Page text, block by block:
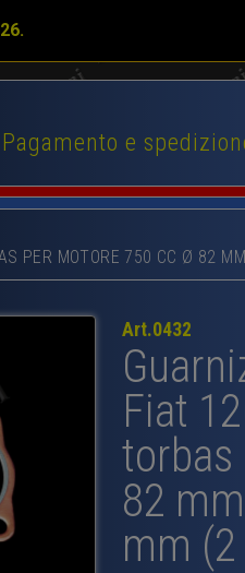
Pagamento e
PER MOTORE 750 CC Ø 82
Art.0432
Fiat
torbas
82
mm